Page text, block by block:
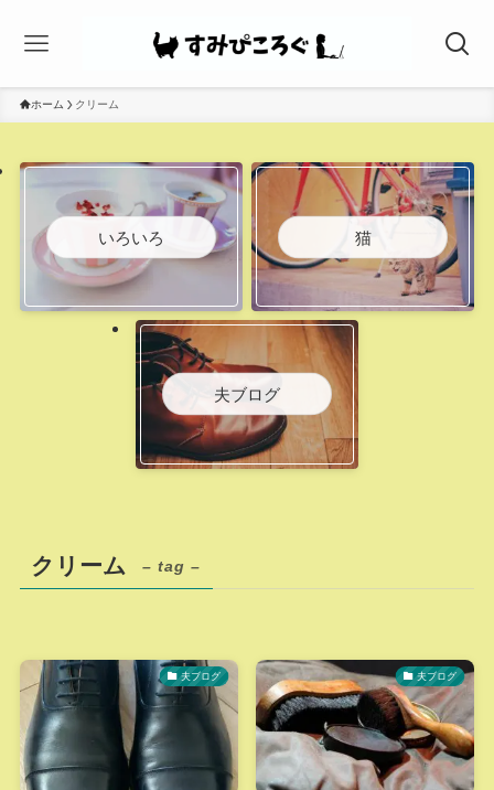
ホーム クリーム
いろいろ 猫
夫ブログ
クリーム – tag –
夫ブログ 夫ブログ